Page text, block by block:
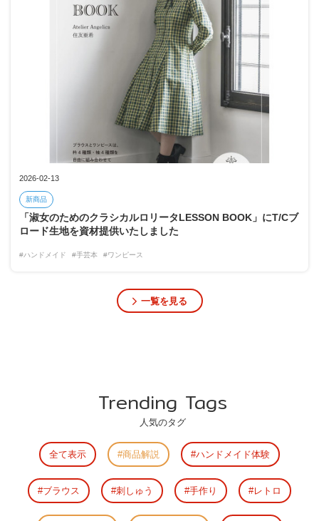
2026-02-13
新商品
「淑女のためのクラシカルロリータLESSON BOOK」にT/Cブ
ロード生地を資材提供いたしました
#ハンドメイド #手芸本 #ワンピース
一覧を見る
Trending Tags
人気のタグ
全て表示 商品解説 ハンドメイド体験
ブラウス 刺しゅう 手作り レトロ